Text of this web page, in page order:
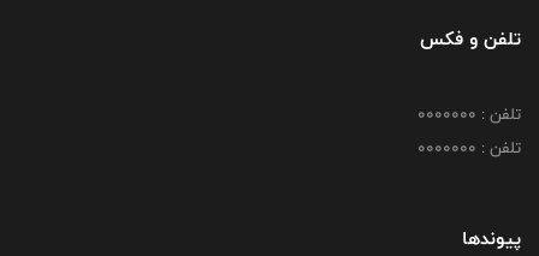
تلفن و فکس
تلفن : 0000000
تلفن : 0000000
پیوندها